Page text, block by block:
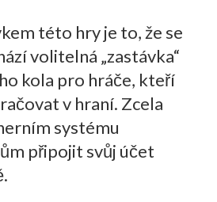
této hry je to, že se
volitelná „zastávka“
kola pro hráče, kteří
v hraní. Zcela
systému
připojit svůj účet